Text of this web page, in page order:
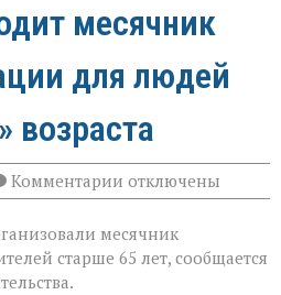
месячник
для людей
возраста
Комментарии к
записи
Дону
проходит
месячник
отключены
месячник
старше 65 лет, сообщается